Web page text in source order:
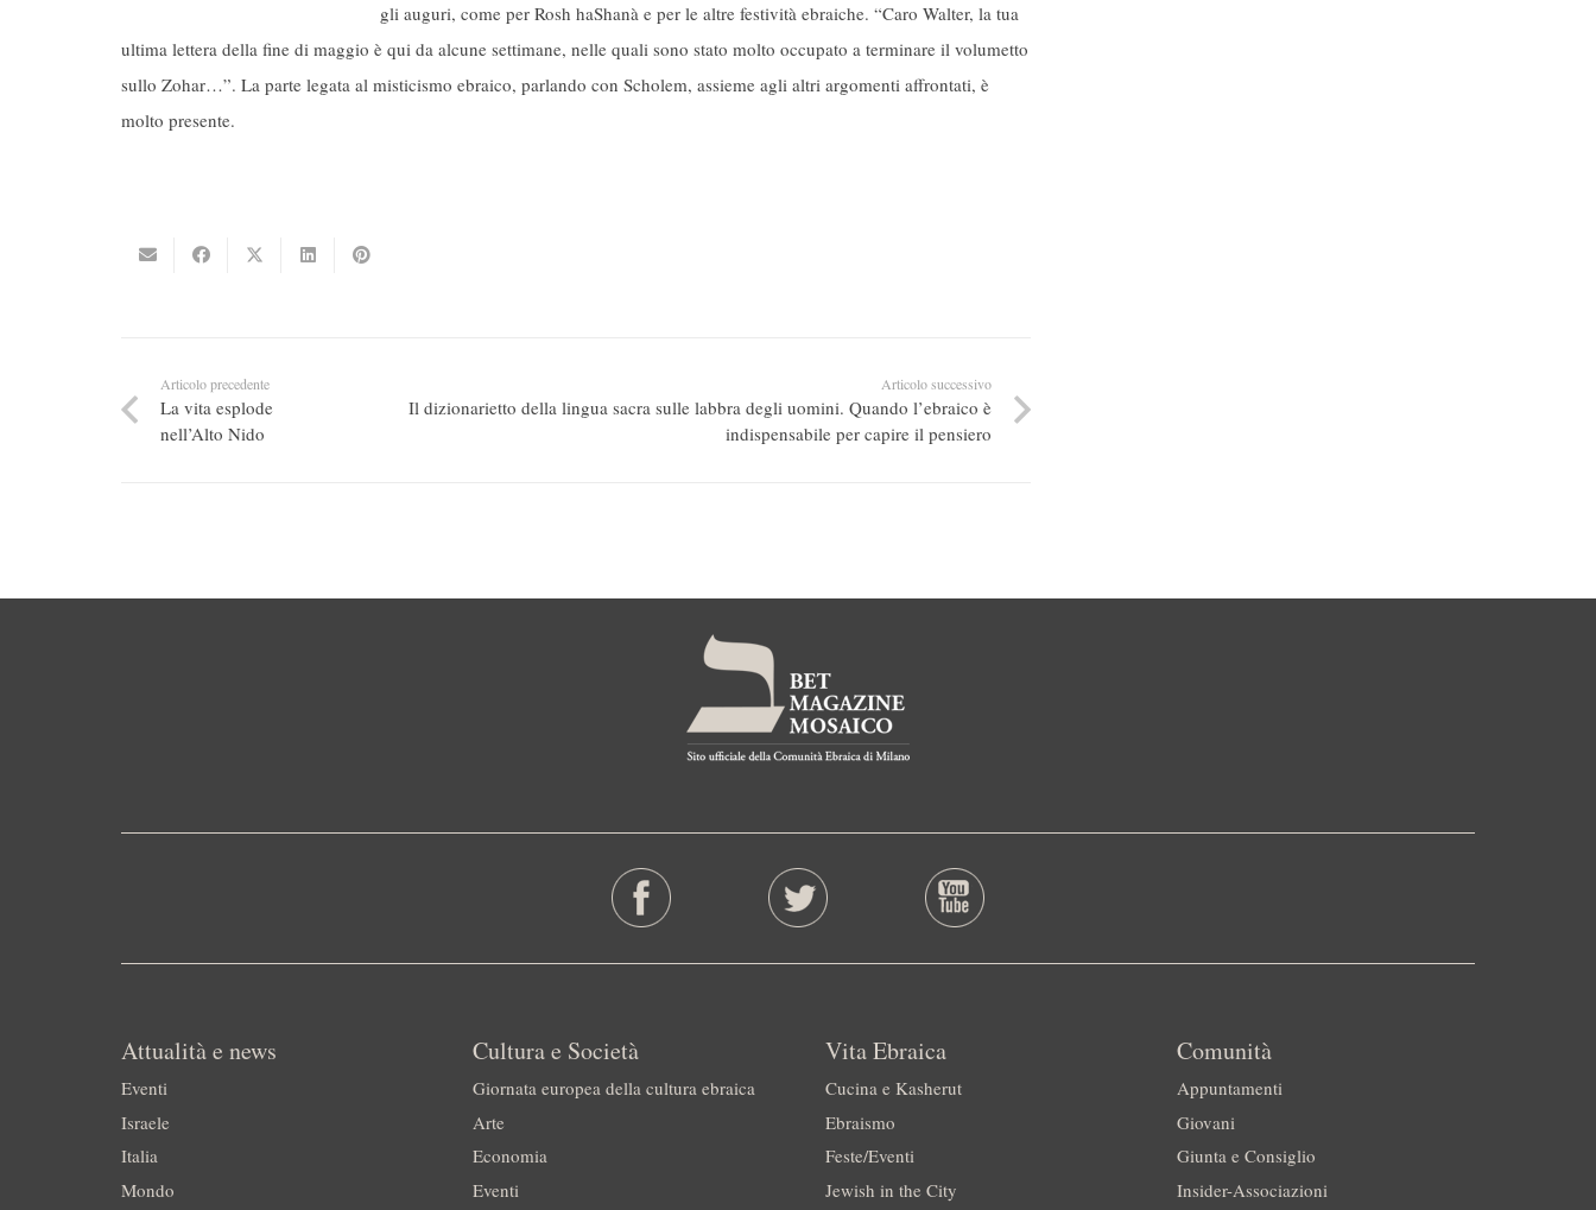
gli auguri, come per Rosh haShanà e per le altre festività ebraiche. “Caro Walter, la tua
ultima lettera della fine di maggio è qui da alcune settimane, nelle quali sono stato molto occupato a terminare il volumetto
sullo Zohar…”. La parte legata al misticismo ebraico, parlando con Scholem, assieme agli altri argomenti affrontati, è
molto presente.
Articolo precedente
La vita esplode
nell’Alto Nido
Articolo successivo
Il dizionarietto della lingua sacra sulle labbra degli uomini. Quando l’ebraico è
indispensabile per capire il pensiero
Attualità e news
Eventi
Israele
Italia
Mondo
Cultura e Società
Giornata europea della cultura ebraica
Arte
Economia
Eventi
Vita Ebraica
Cucina e Kasherut
Ebraismo
Feste/Eventi
Jewish in the City
Comunità
Appuntamenti
Giovani
Giunta e Consiglio
Insider-Associazioni